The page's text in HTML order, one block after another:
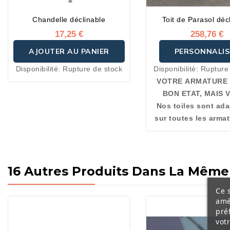
Chandelle déclinable
17,25 €
AJOUTER AU PANIER
Disponibilité: Rupture de stock
Toit de Parasol
258,76 €
Disponibilité:
VOTRE ARMATURE
BON ETAT, MAIS
TOILE EST
PROCEDEZ A
Nos toiles sont
sur toutes les
polyester est un
de polyester
toiles proposées
résistance, confort et
Conçues pour le
teintées dans la
16 Autres Produits Dans La
Ce